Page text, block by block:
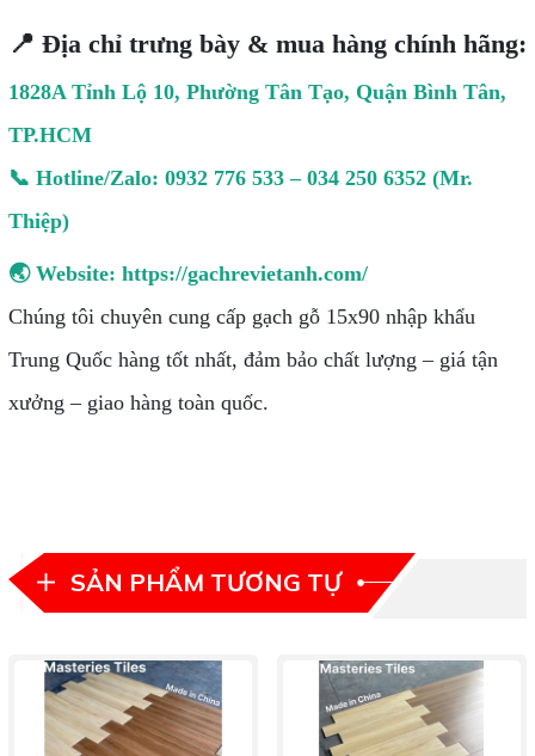
📍 Địa chỉ trưng bày & mua hàng chính hãng:
1828A Tỉnh Lộ 10, Phường Tân Tạo, Quận Bình Tân,
TP.HCM
📞 Hotline/Zalo: 0932 776 533 – 034 250 6352 (Mr.
Thiệp)
🌏 Website: https://gachrevietanh.com/
Chúng tôi chuyên cung cấp gạch gỗ 15x90 nhập khẩu
Trung Quốc hàng tốt nhất, đảm bảo chất lượng – giá tận
xưởng – giao hàng toàn quốc.
SẢN PHẨM TƯƠNG TỰ